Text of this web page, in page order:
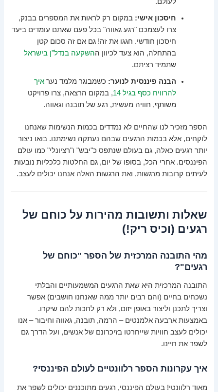
חיסכון אישי: במקום רק לראות את המספרים בבנק,
צרו לעצמכם "רגע גאווה" בכל פעם שאתם עומדים ביעד
חיסכון חודשי. חגגו את זה! גם אם זה סכום קטן
בהתחלה, הוא צעד לכיוון ההשקעה בנדל"ן בישראל
שתמיד רציתם.
הבנה פיננסית לנוער: כשמבוגר מלמד נעראיך
להרוויח כסף בגיל 14
, במקום הרצאה, צרו פרויקט
משותף, חוויה מעשית, רגע של תובנה וגאווה.
הספר מזכיר לנו שהחיים לא נמדדים בכמות הנשימות שאנחנו
לוקחים, אלא בכמות הרגעים שבהם נעתקה נשימתנו. בואו ניצור
יותר רגעים כאלה, גם בעולם שנתפס כ"יבש" ו"רציונלי" כמו עולם
הפיננסים. אחרי הכל, בסופו של יום, גם החלטות כלכליות נובעות
לעיתים קרובות מרגשות, ואת הרגשות האלה אנחנו יכולים לעצב.
שאלות ותשובות מהירות על כוחם של
רגעים (וכיס ריק!)
מהי התובנה המרכזית של הספר "כוחם של
רגעים"?
התובנה המרכזית היא שאת הרגעים המשמעותיים והבלתי
נשכחים בחיים (והם רבים יותר ממה שאנחנו חושבים) אפשר
וצריך לתכנן וליצור באופן יזום, ולא רק לחכות להם שיקרו.
באמצעות ארבעה אלמנטים – הרמה, תובנה, גאווה וחיבור – אנו
יכולים לעצב חוויות שייחרטו בזיכרונם של אנשים, ועל הדרך גם
לשפר את חיינו.
איך עקרונות הספר רלוונטיים לעולם הפיננסי?
מאוד רלוונטי! בעולם הפיננסי, רגעים מתוכננים יכולים לשפר את